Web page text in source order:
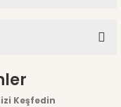
ve diğer
formunu
Keşfedin